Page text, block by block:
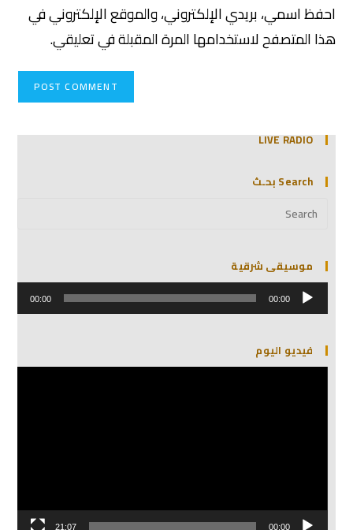
احفظ اسمي، بريدي الإلكتروني، والموقع الإلكتروني في
هذا المتصفح لاستخدامها المرة المقبلة في تعليقي.
LIVE RADIO
Search بحـث
موسيقى شرقية
مشغل
الصوت 00:00
00:00
فيديو اليوم
00:00
21:07